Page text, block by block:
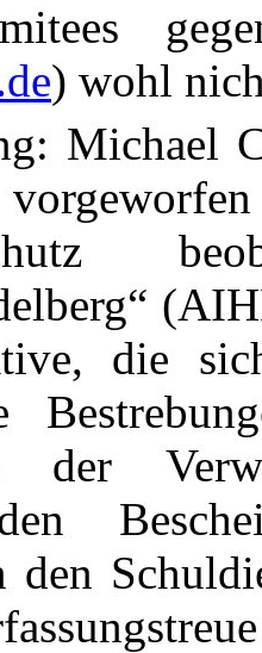
) wohl
Michael
die
der